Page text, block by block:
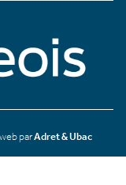
parAdret & Ubac